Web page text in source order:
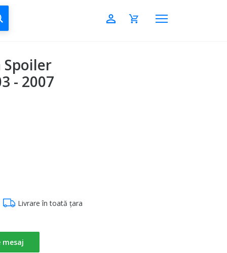
CAUTĂ
- 2007
Livrare în toată țara